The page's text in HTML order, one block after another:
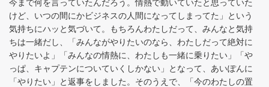
今まで何を言っていたんだろう。情熱で動いていたと思っていた
けど、いつの間にかビジネスの人間になってしまってた」という
気持ちにハッと気づいて。もちろんわたしだって、みんなと気持
ちは一緒だし、「みんながやりたいのなら、わたしだって絶対に
やりたいよ」「みんなの情熱に、わたしも一緒に乗りたい」「や
っぱ、キャプテンについていくしかない」となって、あいぽんに
「やりたい」と返事をしました。そのうえで、「今のわたしの置